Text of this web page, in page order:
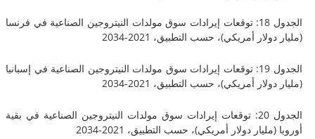
الجدول 18: توقعات إيرادات سوق مولدات النيتروجين الصناعية في فرنسا
أمريكي)، حسب التطبيق، 2021-2034
الجدول 19: توقعات إيرادات سوق مولدات النيتروجين الصناعية في إسبانيا
أمريكي)، حسب التطبيق، 2021-2034
الجدول 20: توقعات إيرادات سوق مولدات النيتروجين الصناعية في بقية
دولار أمريكي)، حسب التطبيق، 2021-2034